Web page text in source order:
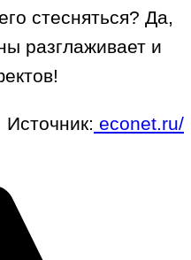
стесняться? Да,
разглаживает и
Источник: econet.ru/